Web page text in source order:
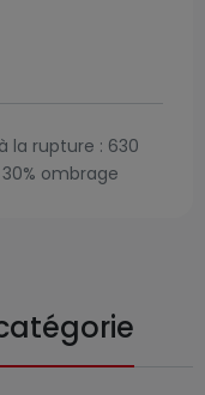
la rupture : 630
ombrage